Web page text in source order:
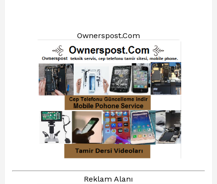
Ownerspost.Com
Reklam Alanı